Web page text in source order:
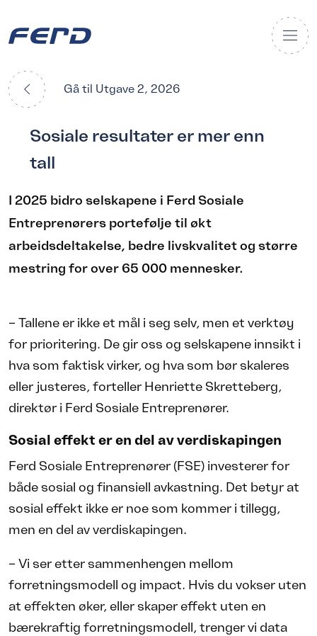
Gå til Utgave 2, 2026
Sosiale resultater er mer enn
tall
I 2025 bidro selskapene i Ferd Sosiale
Entreprenørers portefølje til økt
arbeidsdeltakelse, bedre livskvalitet og større
mestring for over 65 000 mennesker.
– Tallene er ikke et mål i seg selv, men et verktøy
for prioritering. De gir oss og selskapene innsikt i
hva som faktisk virker, og hva som bør skaleres
eller justeres, forteller Henriette Skretteberg,
direktør i Ferd Sosiale Entreprenører.
Sosial effekt er en del av verdiskapingen
Ferd Sosiale Entreprenører (FSE) investerer for
både sosial og finansiell avkastning. Det betyr at
sosial effekt ikke er noe som kommer i tillegg,
men en del av verdiskapingen.
– Vi ser etter sammenhengen mellom
forretningsmodell og impact. Hvis du vokser uten
at effekten øker, eller skaper effekt uten en
bærekraftig forretningsmodell, trenger vi data